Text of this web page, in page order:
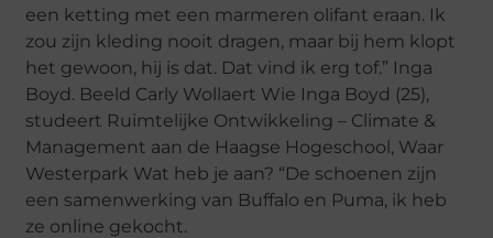
een ketting met een marmeren olifant eraan. Ik
zou zijn kleding nooit dragen, maar bij hem klopt
het gewoon, hij is dat. Dat vind ik erg tof.” Inga
Boyd. Beeld Carly Wollaert Wie Inga Boyd (25),
studeert Ruimtelijke Ontwikkeling – Climate &
Management aan de Haagse Hogeschool, Waar
Westerpark Wat heb je aan? “De schoenen zijn
een samenwerking van Buffalo en Puma, ik heb
ze online gekocht.